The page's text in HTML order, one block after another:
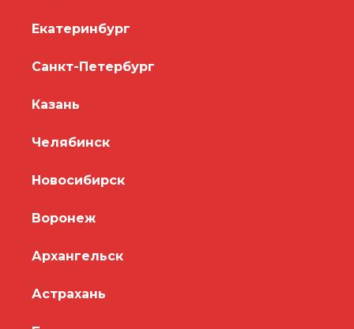
Екатеринбург
Санкт-Петербург
Казань
Челябинск
Новосибирск
Воронеж
Архангельск
Астрахань